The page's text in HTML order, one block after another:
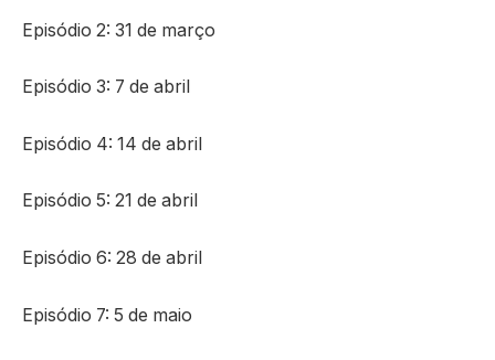
Episódio 2: 31 de março
Episódio 3: 7 de abril
Episódio 4: 14 de abril
Episódio 5: 21 de abril
Episódio 6: 28 de abril
Episódio 7: 5 de maio